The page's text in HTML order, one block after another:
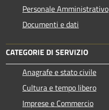
Personale Amministrativo
Documenti e dati
CATEGORIE DI SERVIZIO
Anagrafe e stato civile
Cultura e tempo libero
Imprese e Commercio